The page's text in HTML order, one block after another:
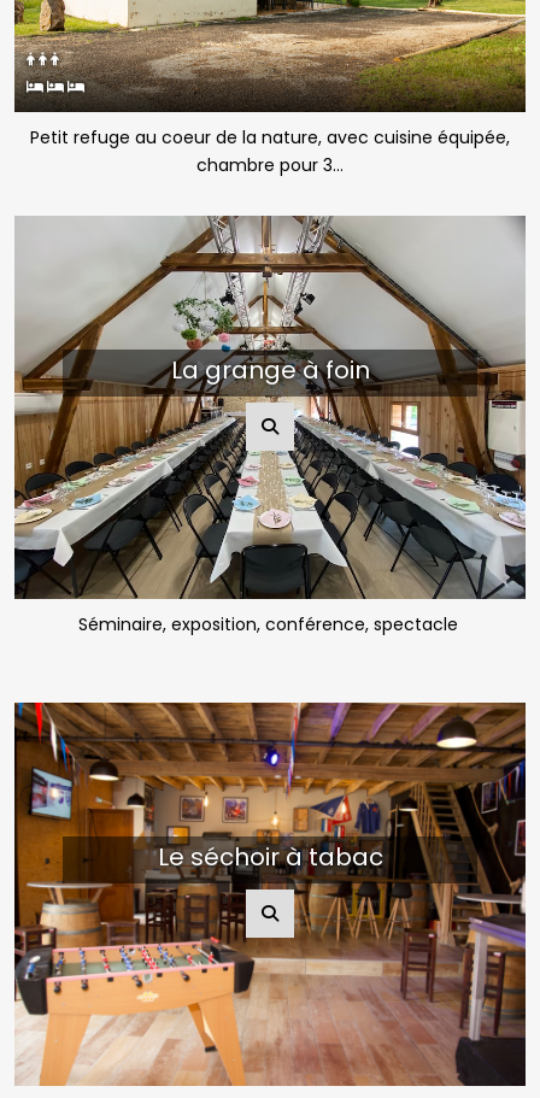
Petit refuge au coeur de la nature, avec cuisine équipée,
chambre pour 3...
La grange à foin
Séminaire, exposition, conférence, spectacle
Le séchoir à tabac